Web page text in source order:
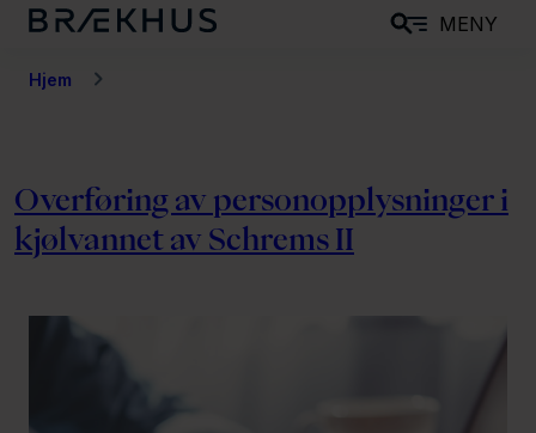
MENY
Hjem
Overføring av personopplysninger i
kjølvannet av Schrems II